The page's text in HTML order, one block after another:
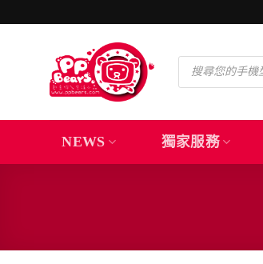
Products
search
NEWS 獨家服務